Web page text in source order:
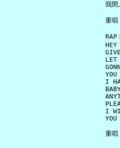
我閉
重唱
     RAP︰
HEY
LET
YOU
I
I
YOU